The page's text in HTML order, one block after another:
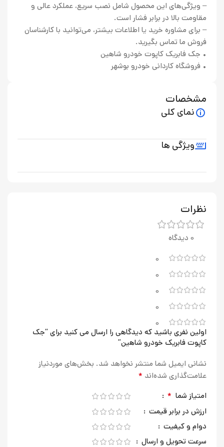
– ویژگی‌های این محصول شامل نصب سریع، عملکرد عالی و
مقاومت بالا در برابر فشار است.
– برای مشاوره خرید یا اطلاعات بیشتر، می‌توانید با کارشناسان
فروش ما تماس بگیرید.
• جک فابریک کاپوت خودرو شاهین
• فروشگاه کاردانی خودرو بوشهر
مشخصات
نمای کلی
ویژگی ها
نظرات
0 دیدگاه
0
0
0
0
0
اولین نفری باشید که دیدگاهی را ارسال می کنید برای “جک
کاپوت فابریک خودرو شاهین”
نشانی ایمیل شما منتشر نخواهد شد. بخش‌های موردنیاز
علامت‌گذاری شده‌اند *
امتیاز شما *
ارزش در برابر قیمت
دوام و کیفیت
سرعت تحویل و ارسال